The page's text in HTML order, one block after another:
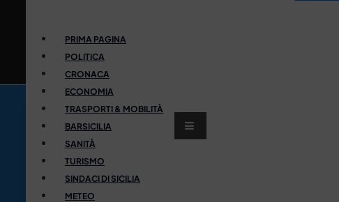
PRIMA PAGINA
POLITICA
CRONACA
ECONOMIA
TRASPORTI & MOBILITÀ
BARSICILIA
SANITÀ
TURISMO
SINDACI DI SICILIA
METEO